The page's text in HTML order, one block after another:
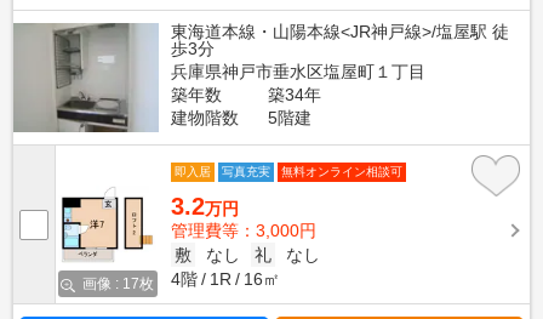
東海道本線・山陽本線<JR神戸線>/塩屋駅 徒
歩3分
兵庫県神戸市垂水区塩屋町１丁目
築年数
築34年
建物階数
5階建
画像 : 17枚
即入居 写真充実 無料オンライン相談可
3.2万円
管理費等：3,000円
敷
なし 礼
なし
4階
1R 16㎡